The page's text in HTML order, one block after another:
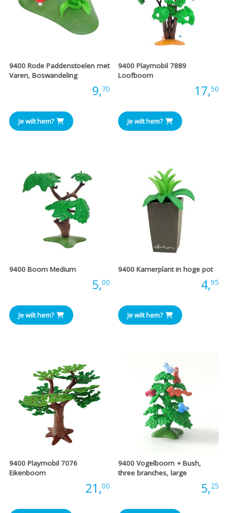
9400 Rode Paddenstoelen met
Varen, Boswandeling
9,70
Je wilt hem?
9400 Playmobil 7889
Loofboom
17,50
Je wilt hem?
9400 Boom Medium
5,00
Je wilt hem?
9400 Kamerplant in hoge pot
4,95
Je wilt hem?
9400 Playmobil 7076
Eikenboom
21,00
9400 Vogelboom + Bush,
three branches, large
5,25